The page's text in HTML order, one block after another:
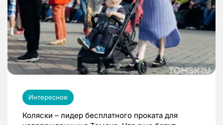
Интересное
Коляски – лидер бесплатного проката для